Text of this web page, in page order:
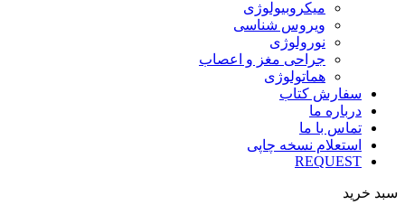
میکروبیولوژی
ویروس شناسی
نورولوژی
جراحی مغز و اعصاب
هماتولوژی
سفارش کتاب
درباره ما
تماس با ما
استعلام نسخه چاپی
REQUEST
سبد خرید